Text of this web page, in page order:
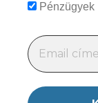
Pénzügyek